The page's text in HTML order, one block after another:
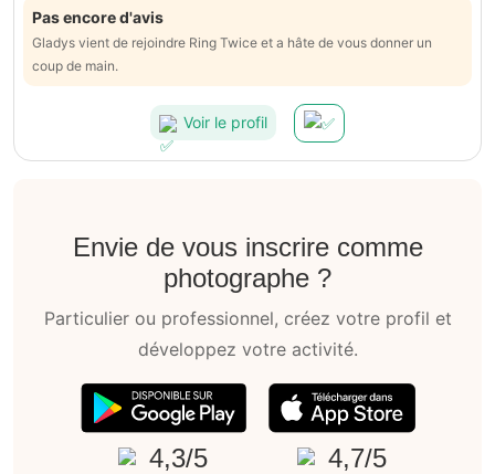
Pas encore d'avis
Gladys vient de rejoindre Ring Twice et a hâte de vous donner un
coup de main.
Voir le profil
Envie de vous inscrire comme
photographe ?
Particulier ou professionnel, créez votre profil et
développez votre activité.
4,3/5 4,7/5